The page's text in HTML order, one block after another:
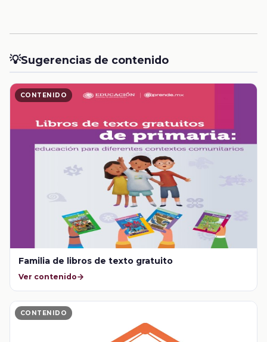
💡Sugerencias de contenido
CONTENIDO
Familia de libros de texto gratuito
Ver contenido
CONTENIDO